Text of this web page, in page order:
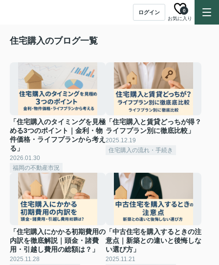
ログイン
お気に入り
0
住宅購入のブログ一覧
「住宅購入のタイミングを見極
める3つのポイント｜金利・物
件価格・ライフプランから考え
る」
2026.01.30
福岡の不動産市況
「住宅購入と賃貸どっちが得？
ライフプラン別に徹底比較」
2025.12.19
住宅購入の流れ・手続き
「住宅購入にかかる初期費用の
内訳を徹底解説｜頭金・諸費
用・引越し費用の総額は？」
2025.11.28
「中古住宅を購入するときの注
意点｜新築との違いと後悔しな
い選び方」
2025.11.21